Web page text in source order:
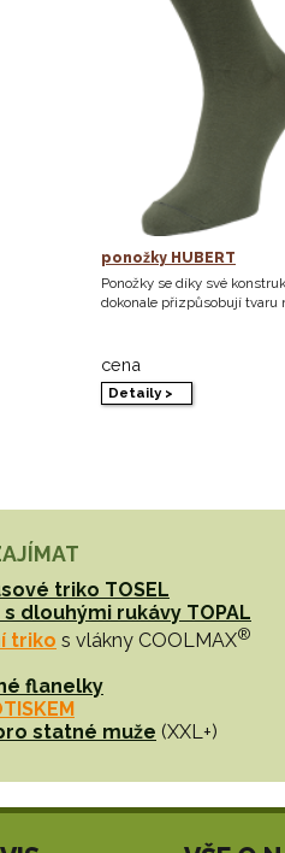
ponožky HUBERT
Ponožky se díky své
dokonale přizpůsobují tvaru
cena
Detaily >
triko TOSEL
dlouhými rukávy TOPAL
triko s vlákny COOLMAX®
flanelky
statné muže (XXL+)